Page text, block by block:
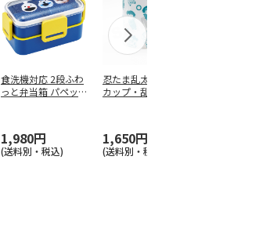
食洗機対応 2段ふわ
っと弁当箱 パペッ
1,980円
(送料別・税込)
忍たま乱太郎 マグ
カップ・乱太郎・き
1,650円
(送料別・税込)